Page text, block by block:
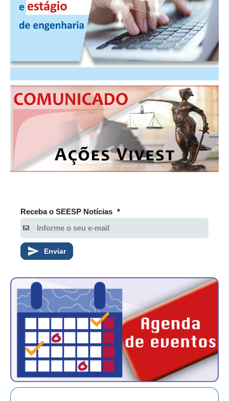
ENGENHEIRO EMPREENDEDOR
SEESP EDUCAÇÃO
PLATAFORMAS GRATUITAS
BENEFÍCIOS
APOSENTADORIA
CONVÊNIOS
PLANO DE SAÚDE
SEESPPREV
CONSÓRCIOS
COMUNICAÇÃO
NOTÍCIAS
CONTEÚDO ESPECIAL
JORNAL DO ENGENHEIRO
AGENDA
SEESP NOTÍCIAS
NOTÍCIAS NO WHATSAPP
FOTOS
Receba o SEESP Notícias *
Enviar